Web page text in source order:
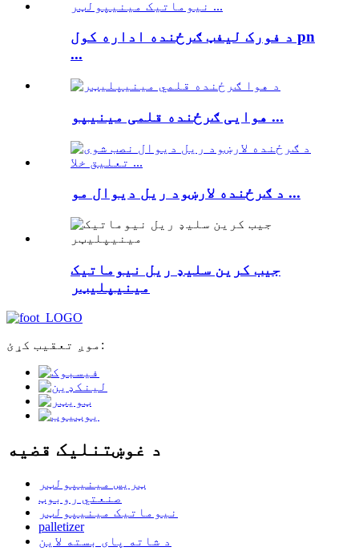
د فورک لیفټ ګرځنده اداره کول pn
...
هوایی ګرځنده قلمی مینیپو ...
د ګرځنده لارښود ریل دیوال مو ...
جیب کرین سلیډ ریل نیوماتیک
مینیپلیټر
موږ تعقیب کړئ:
د غوښتنلیک قضیه
ټریس مینیپولټر
صنعتي روبوټ
نیوماتیک مینیپولټر
palletizer
د شاته پای بسته لاین